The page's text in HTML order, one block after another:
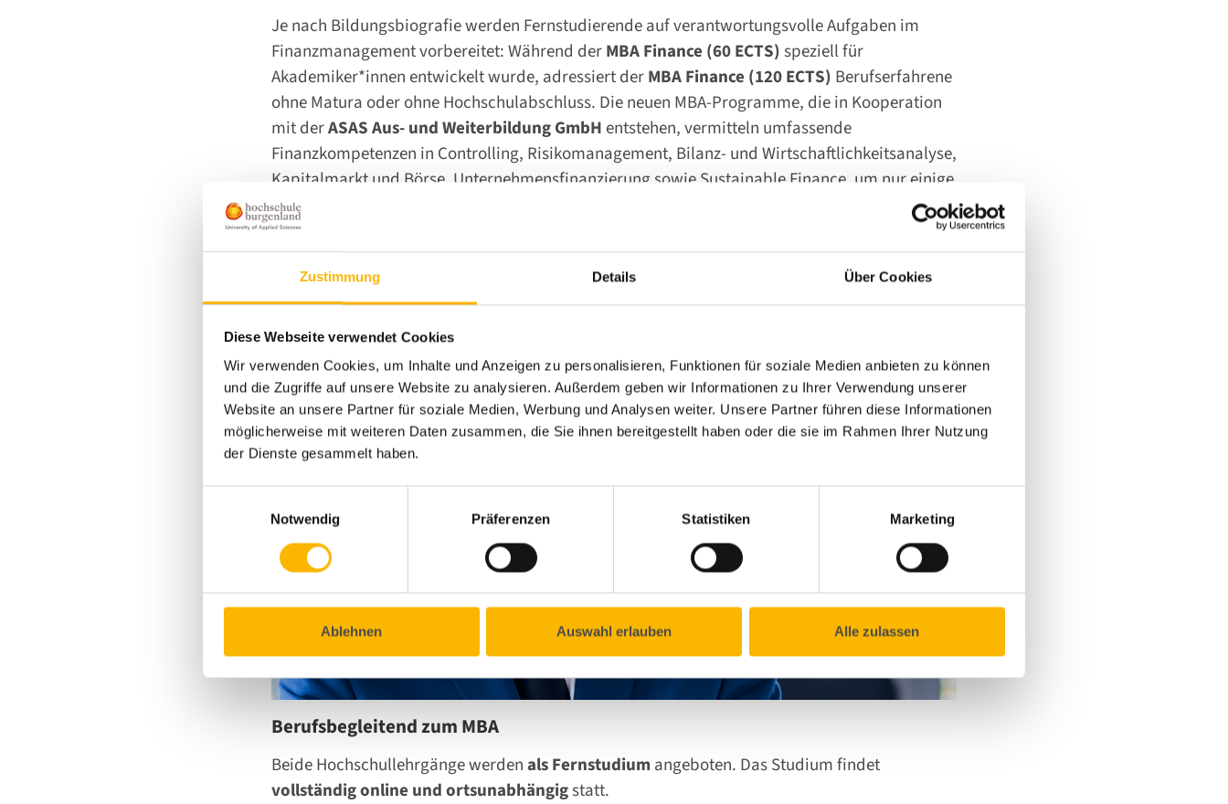
Zustimmung Details Über Cookies
Diese Webseite verwendet Cookies
Wir verwenden Cookies, um Inhalte und Anzeigen zu personalisieren, Funktionen für soziale Medien anbieten zu können
und die Zugriffe auf unsere Website zu analysieren. Außerdem geben wir Informationen zu Ihrer Verwendung unserer
Website an unsere Partner für soziale Medien, Werbung und Analysen weiter. Unsere Partner führen diese Informationen
möglicherweise mit weiteren Daten zusammen, die Sie ihnen bereitgestellt haben oder die sie im Rahmen Ihrer Nutzung
der Dienste gesammelt haben.
Notwendig
Präferenzen Statistiken Marketing
Ablehnen Auswahl erlauben Alle zulassen
Je nach Bildungsbiografie werden Fernstudierende auf verantwortungsvolle Aufgaben im
Finanzmanagement vorbereitet: Während derMBA Finance (60 ECTS)speziell für
Akademiker*innen entwickelt wurde, adressiert derMBA Finance (120 ECTS) Berufserfahrene
ohne Matura oder ohne Hochschulabschluss. Die neuen MBA-Programme, die in Kooperation
mit derASAS Aus- und Weiterbildung GmbH entstehen, vermitteln umfassende
Finanzkompetenzen in Controlling, Risikomanagement, Bilanz- und Wirtschaftlichkeitsanalyse,
Kapitalmarkt und Börse, Unternehmensfinanzierung sowie Sustainable Finance, um nur einige
zu nennen.
Berufsbegleitend zum MBA
Beide Hochschullehrgänge werdenals Fernstudiumangeboten. Das Studium findet
vollständig online und ortsunabhängigstatt.